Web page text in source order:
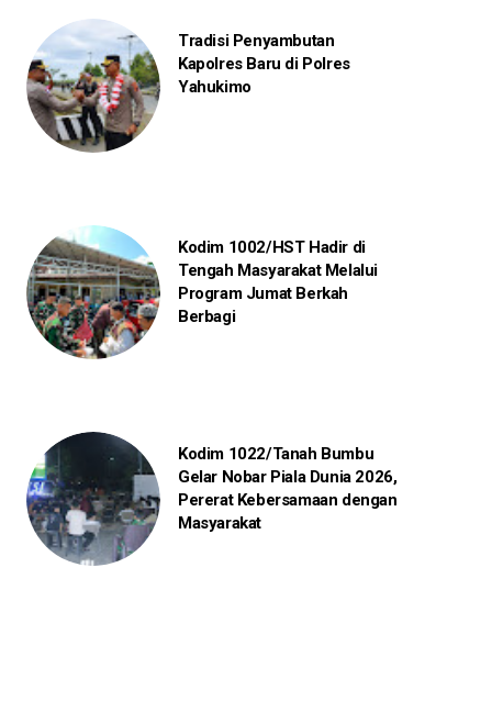
Tradisi Penyambutan
Kapolres Baru di Polres
Yahukimo
Kodim 1002/HST Hadir di
Tengah Masyarakat Melalui
Program Jumat Berkah
Berbagi
Kodim 1022/Tanah Bumbu
Gelar Nobar Piala Dunia 2026,
Pererat Kebersamaan dengan
Masyarakat